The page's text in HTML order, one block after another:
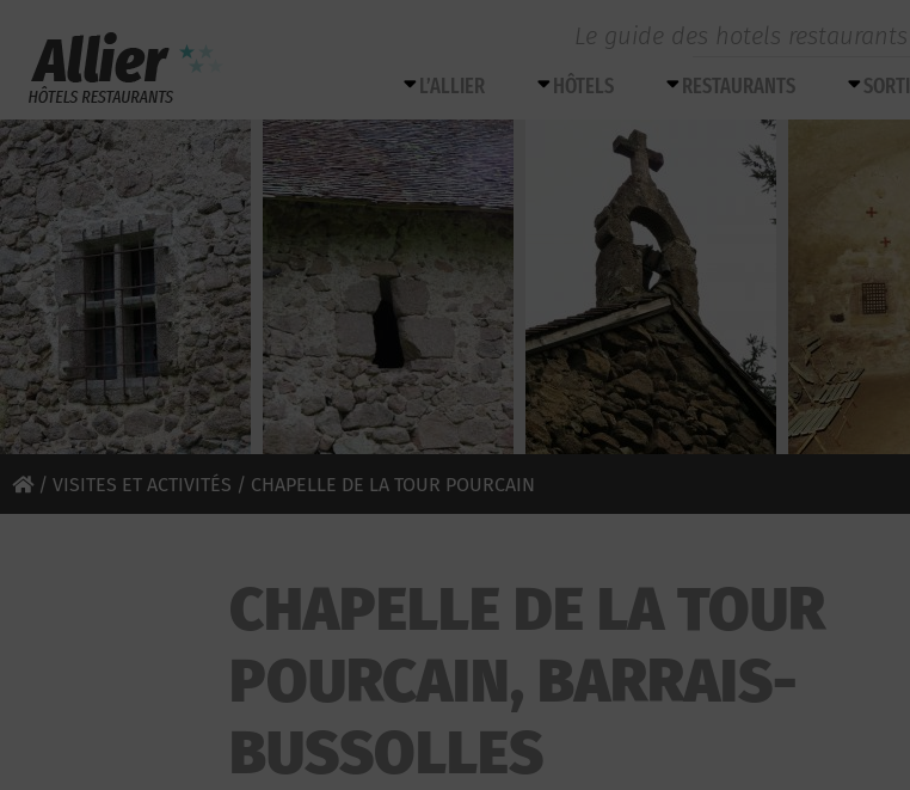
Le guide des hotels
L’ALLIER HÔTELS RESTAURANTS
/ VISITES ET ACTIVITÉS / CHAPELLE DE LA TOUR POURCAIN
CHAPELLE DE LA TOUR
POURCAIN, BARRAIS-
BUSSOLLES